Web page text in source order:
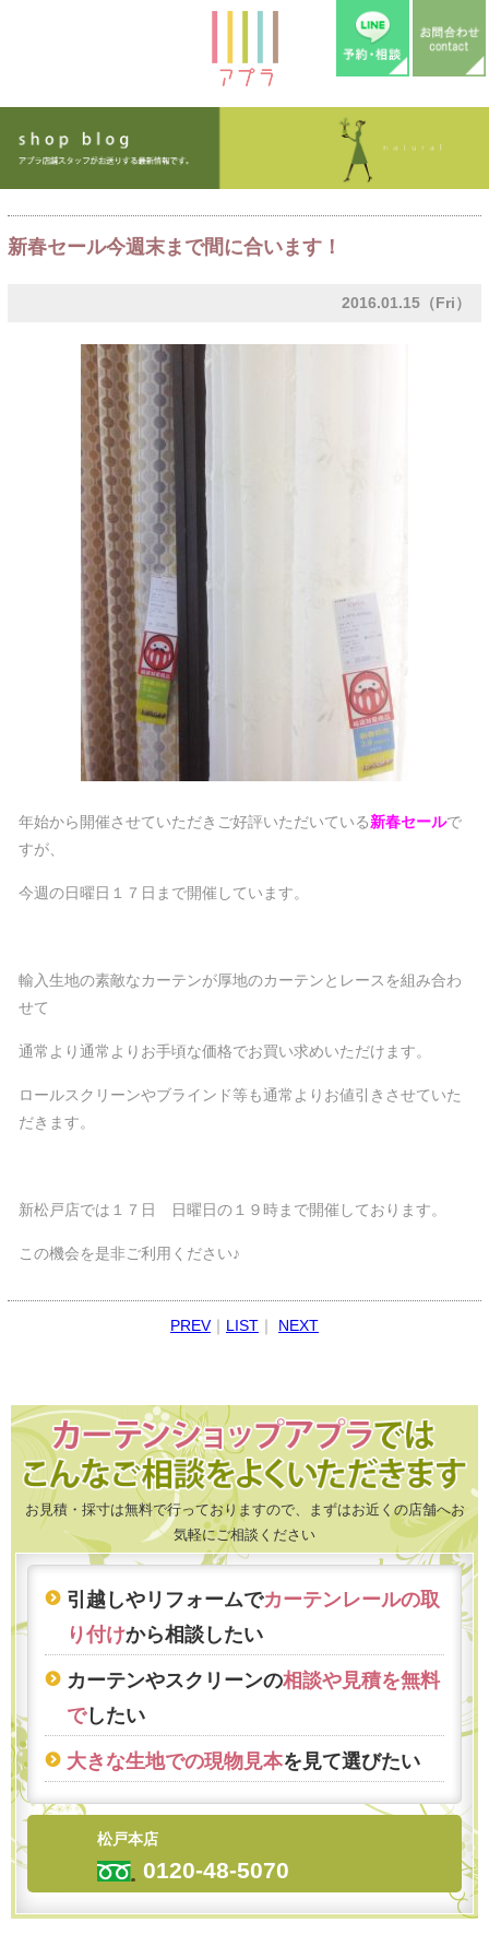
新春セール今週末まで間に合います！
2016.01.15（Fri）
年始から開催させていただきご好評いただいている新春セールで
すが、
今週の日曜日１７日まで開催しています。
輸入生地の素敵なカーテンが厚地のカーテンとレースを組み合わ
せて
通常より通常よりお手頃な価格でお買い求めいただけます。
ロールスクリーンやブラインド等も通常よりお値引きさせていた
だきます。
新松戸店では１７日 日曜日の１９時まで開催しております。
この機会を是非ご利用ください♪
PREV｜ LIST｜ NEXT
お見積・採寸は無料で行っておりますので、まずはお近くの店舗へお
気軽にご相談ください
引越しやリフォームでカーテンレールの取
り付けから相談したい
カーテンやスクリーンの相談や見積を無料
でしたい
大きな生地での現物見本を見て選びたい
松戸本店
0120-48-5070